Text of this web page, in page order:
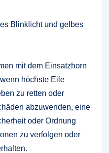
Blinklicht und gelbes
mit dem Einsatzhorn
höchste Eile
zu retten oder
abzuwenden, eine
oder Ordnung
zu verfolgen oder